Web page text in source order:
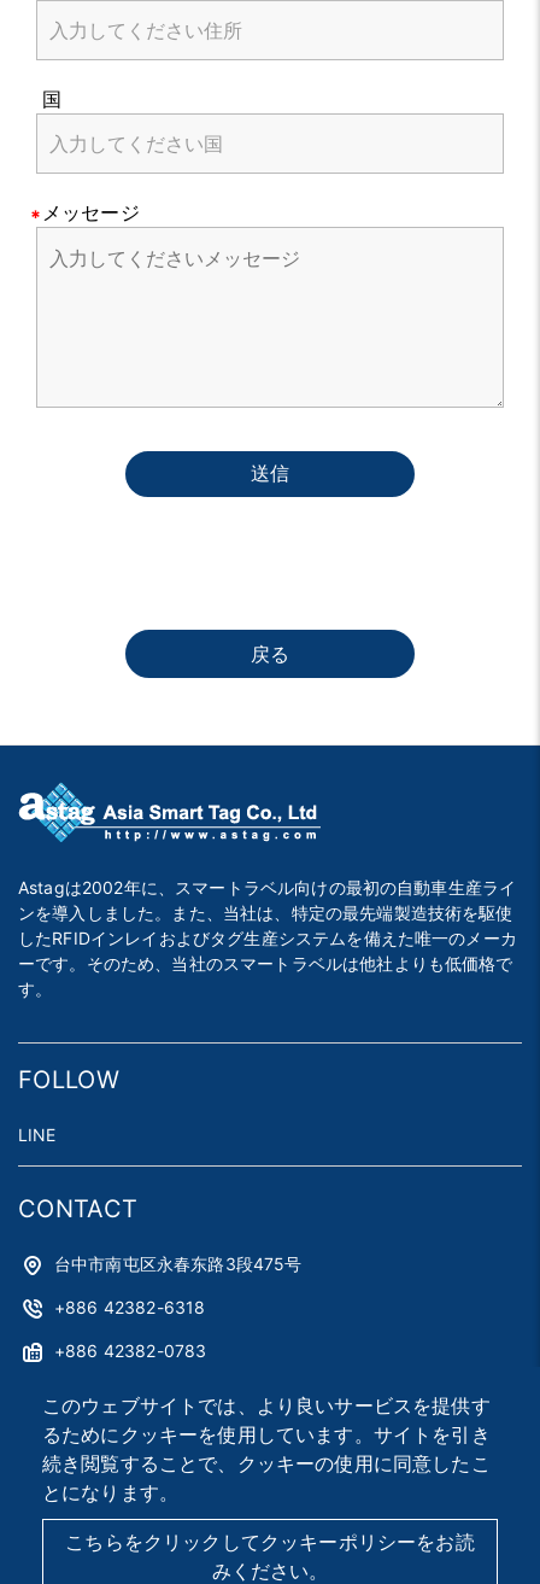
国
メッセージ
送信
戻る
このウェブサイトでは、より良いサービスを提供す
るためにクッキーを使用しています。サイトを引き
続き閲覧することで、クッキーの使用に同意したこ
とになります。
こちらをクリックしてクッキーポリシーをお読
みください。
Astagは2002年に、スマートラベル向けの最初の自動車生産ライ
ンを導入しました。また、当社は、特定の最先端製造技術を駆使
したRFIDインレイおよびタグ生産システムを備えた唯一のメーカ
ーです。そのため、当社のスマートラベルは他社よりも低価格で
す。
FOLLOW
LINE
CONTACT
台中市南屯区永春东路3段475号
+886 42382-6318
+886 42382-0783
astag@astag.com
roger@astag.com
2026 © Asia Smart Tag Co., Ltd. Designed by首岳資訊
サイトマップ